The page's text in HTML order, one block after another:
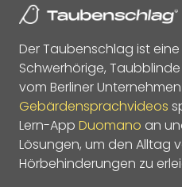
Der Taubenschlag ist
Schwerhörige,
vom Berliner Unternehmen
Gebärdensprachvideos
Lern-App Duomano an
Lösungen, um den Alltag
Hörbehinderungen zu